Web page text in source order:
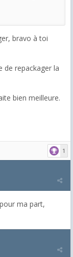
bravo à toi
de repackager la
bien meilleure.
1
ma part,